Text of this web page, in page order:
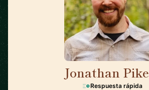
Jonathan Pike
Respuesta rápida